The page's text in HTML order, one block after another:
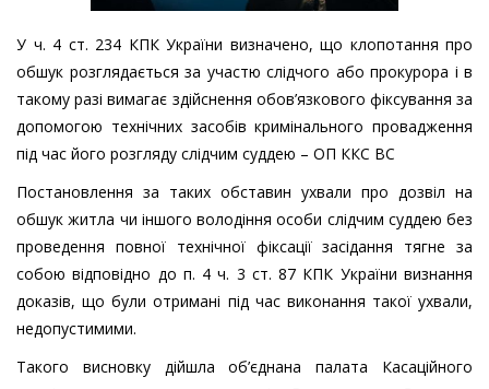
У ч. 4 ст. 234 КПК України визначено, що клопотання про
обшук розглядається за участю слідчого або прокурора і в
такому разі вимагає здійснення обов’язкового фіксування за
допомогою технічних засобів кримінального провадження
під час його розгляду слідчим суддею – ОП ККС ВС
Постановлення за таких обставин ухвали про дозвіл на
обшук житла чи іншого володіння особи слідчим суддею без
проведення повної технічної фіксації засідання тягне за
собою відповідно до п. 4 ч. 3 ст. 87 КПК України визнання
доказів, що були отримані під час виконання такої ухвали,
недопустимими.
Такого висновку дійшла об’єднана палата Касаційного